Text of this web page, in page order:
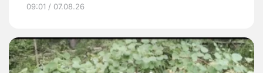
09:01 / 07.08.26